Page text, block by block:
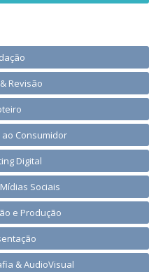
Revisão
Consumidor
Digital
Sociais
e Produção
& AudioVisual